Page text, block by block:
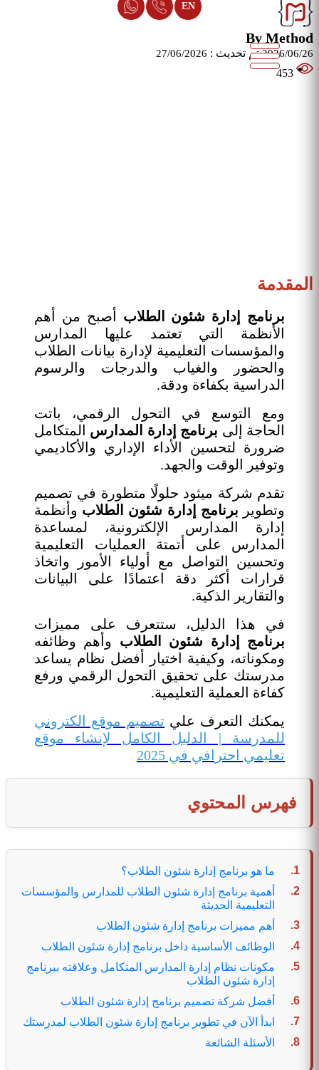
EN
By Method
2026/06/26 تم تحديث : 27/06/2026
453
المقدمة
برنامج إدارة شئون الطلاب أصبح من أهم
الأنظمة التي تعتمد عليها المدارس
والمؤسسات التعليمية لإدارة بيانات الطلاب
والحضور والغياب والدرجات والرسوم
الدراسية بكفاءة ودقة.
ومع التوسع في التحول الرقمي، باتت
الحاجة إلى برنامج إدارة المدارس المتكامل
ضرورة لتحسين الأداء الإداري والأكاديمي
وتوفير الوقت والجهد.
تقدم شركة ميثود حلولًا متطورة في تصميم
وتطوير برنامج إدارة شئون الطلاب وأنظمة
إدارة المدارس الإلكترونية، لمساعدة
المدارس على أتمتة العمليات التعليمية
وتحسين التواصل مع أولياء الأمور واتخاذ
قرارات أكثر دقة اعتمادًا على البيانات
والتقارير الذكية.
في هذا الدليل، ستتعرف على مميزات
برنامج إدارة شئون الطلاب وأهم وظائفه
ومكوناته، وكيفية اختيار أفضل نظام يساعد
مدرستك على تحقيق التحول الرقمي ورفع
كفاءة العملية التعليمية.
يمكنك التعرف علي تصميم موقع الكتروني
للمدرسة | الدليل الكامل لإنشاء موقع
تعليمي احترافي في 2025
فهرس المحتوي
ما هو برنامج إدارة شئون الطلاب؟
أهمية برنامج إدارة شئون الطلاب للمدارس والمؤسسات
التعليمية الحديثة
أهم مميزات برنامج إدارة شئون الطلاب
الوظائف الأساسية داخل برنامج إدارة شئون الطلاب
مكونات نظام إدارة المدارس المتكامل وعلاقته ببرنامج
إدارة شئون الطلاب
أفضل شركة تصميم برنامج إدارة شئون الطلاب
ابدأ الآن في تطوير برنامج إدارة شئون الطلاب لمدرستك
الأسئلة الشائعة